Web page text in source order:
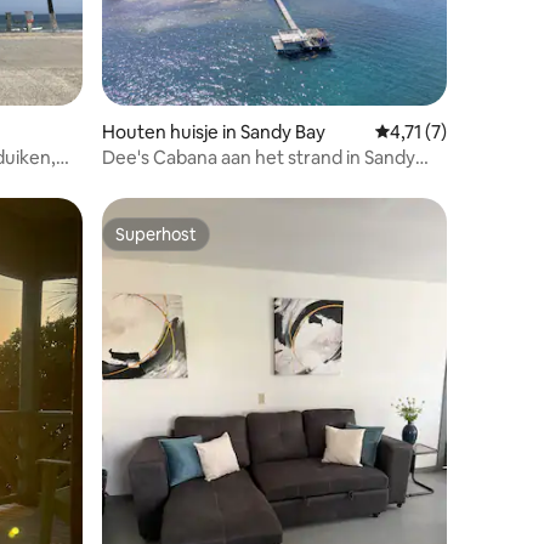
Houten huisje in Sandy Bay Gemiddelde
4,71 (7)
Dee's Cabana aan het strand in Sandy
Superhost
Superhost